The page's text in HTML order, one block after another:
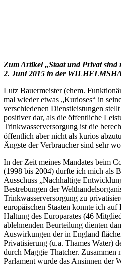
Zum Artikel „Staat und Privat sind
2. Juni 2015 in der
Lutz Bauermeister (ehem.
mal wieder etwas „Kurioses“ in
verschiedenen Dienstleistungen
positiver dar, als die öffentliche
Trinkwasserversorgung ist die
öffentlich aber nicht als kurios
Ängste der Verbraucher sind sehr
In der Zeit meines Mandates beim
(1998 bis 2004) durfte ich mich als
Ausschuss „Nachhaltige
Bestrebungen der
Trinkwasserversorgung zu
europäischen Staaten konnte ich
Haltung des Europarates (46
ablehnenden Beurteilung dienten
Auswirkungen der in England
Privatisierung (u.a. Thames Water)
durch Maggie Thatcher. Zusammen
Parlament wurde das Ansinnen der